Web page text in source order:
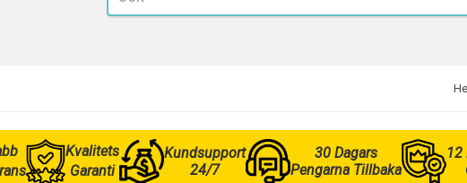
Kvalitets
Garanti
Kundsupport
24/7
30 Dagars
Pengarna Tillbaka
12